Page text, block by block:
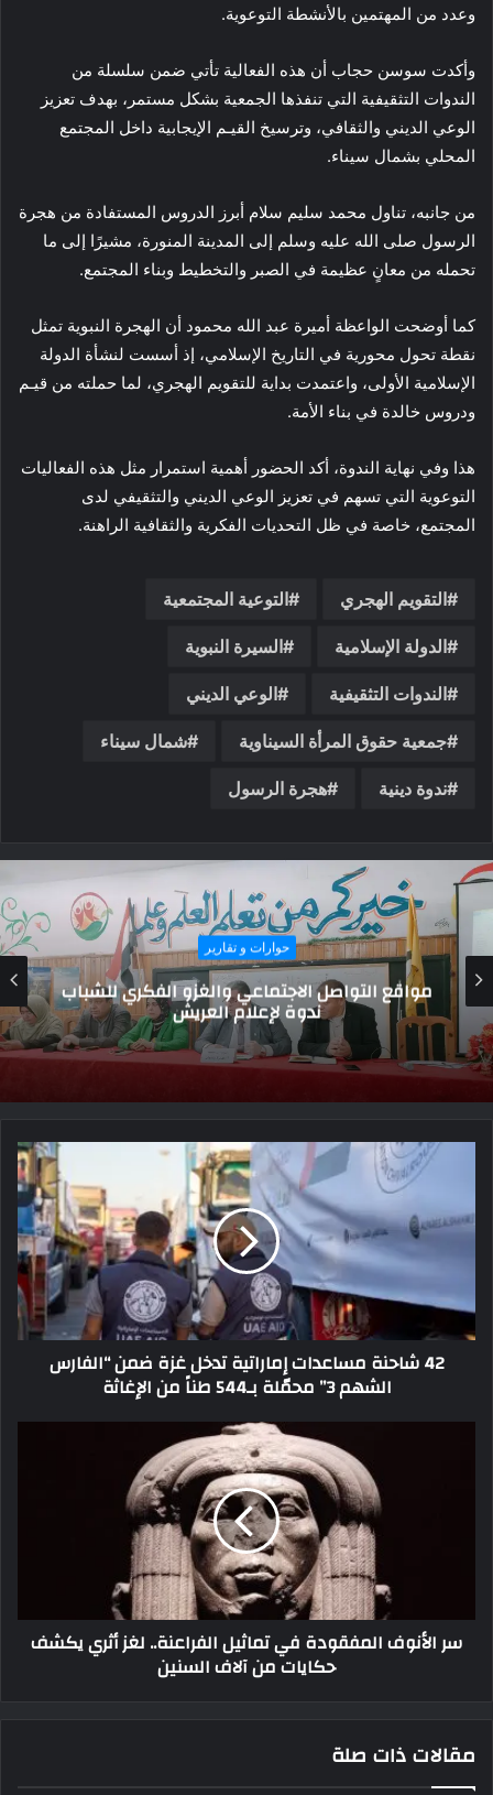
وعدد من المهتمين بالأنشطة التوعوية.
وأكدت سوسن حجاب أن هذه الفعالية تأتي ضمن سلسلة من
الندوات التثقيفية التي تنفذها الجمعية بشكل مستمر، بهدف تعزيز
الوعي الديني والثقافي، وترسيخ القيـم الإيجابية داخل المجتمع
المحلي بشمال سيناء.
من جانبه، تناول محمد سليم سلام أبرز الدروس المستفادة من هجرة
الرسول صلى الله عليه وسلم إلى المدينة المنورة، مشيرًا إلى ما
تحمله من معانٍ عظيمة في الصبر والتخطيط وبناء المجتمع.
كما أوضحت الواعظة أميرة عبد الله محمود أن الهجرة النبوية تمثل
نقطة تحول محورية في التاريخ الإسلامي، إذ أسست لنشأة الدولة
الإسلامية الأولى، واعتمدت بداية للتقويم الهجري، لما حملته من قيـم
ودروس خالدة في بناء الأمة.
هذا وفي نهاية الندوة، أكد الحضور أهمية استمرار مثل هذه الفعاليات
التوعوية التي تسهم في تعزيز الوعي الديني والتثقيفي لدى
المجتمع، خاصة في ظل التحديات الفكرية والثقافية الراهنة.
التقويم الهجري التوعية المجتمعية
الدولة الإسلامية السيرة النبوية
الندوات التثقيفية الوعي الديني
جمعية حقوق المرأة السيناوية شمال سيناء
ندوة دينية هجرة الرسول
أهم الاخبار
أهالي سيناء يستقبلون الأمطار بالابتهاج والفرح
42 شاحنة مساعدات إماراتية تدخل غزة ضمن “الفارس
الشهم 3” محمّلة بـ544 طناً من الإغاثة
سر الأنوف المفقودة في تماثيل الفراعنة.. لغز أثري يكشف
حكايات من آلاف السنين
مقالات ذات صلة